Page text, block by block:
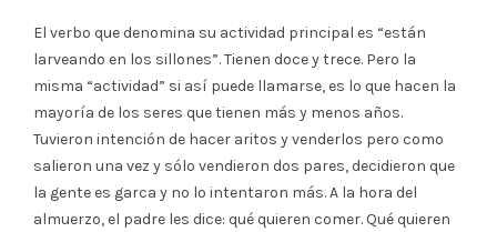
El verbo que denomina su actividad principal es “están
larveando en los sillones”. Tienen doce y trece. Pero la
misma “actividad” si así puede llamarse, es lo que hacen la
mayoría de los seres que tienen más y menos años.
Tuvieron intención de hacer aritos y venderlos pero como
salieron una vez y sólo vendieron dos pares, decidieron que
la gente es garca y no lo intentaron más. A la hora del
almuerzo, el padre les dice: qué quieren comer. Qué quieren